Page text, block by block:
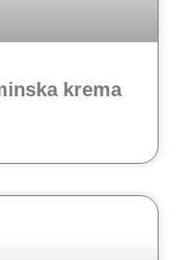
krema